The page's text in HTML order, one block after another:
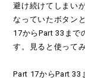
避け続けてしまい
なっていたボタン
17からPart 33まで
す。見ると使って
Part 17からPart 33